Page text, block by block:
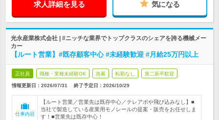
求人詳細を見る 気になる
光永産業株式会社 | #ニッチな業界でトップクラスのシェアを誇る機械メー
カー
【ルート営業】#既存顧客中心 #未経験歓迎 #月給25万円以上
正社員 職種・業種未経験OK 急募 転勤なし 第二新卒歓迎
情報更新日：2026/07/31 終了予定日： 2026/10/29
仕事内容
【ルート営業／営業先は既存中心／テレアポや飛び込みなし】■
当社で製造している産業用モノレールの提案・販売をお任せしま
す！■営業先は既存中心！